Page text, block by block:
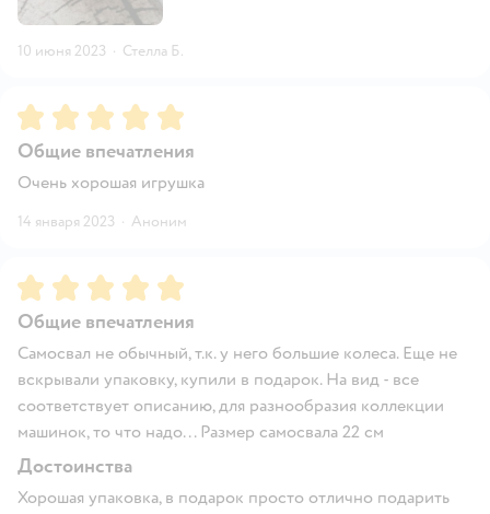
10 июня 2023 · Стелла Б.
Рейтинг:5
Общие впечатления
Очень хорошая игрушка
14 января 2023 · Аноним
Рейтинг:5
Общие впечатления
Самосвал не обычный, т.к. у него большие колеса. Еще не
вскрывали упаковку, купили в подарок. На вид - все
соответствует описанию, для разнообразия коллекции
машинок, то что надо... Размер самосвала 22 см
Достоинства
Хорошая упаковка, в подарок просто отлично подарить